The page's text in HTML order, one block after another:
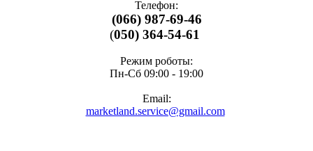
Телефон:
(066) 987-69-46
(050) 364-54-61
Режим роботы:
Пн-Cб 09:00 - 19:00
Email:
marketland.service@gmail.com